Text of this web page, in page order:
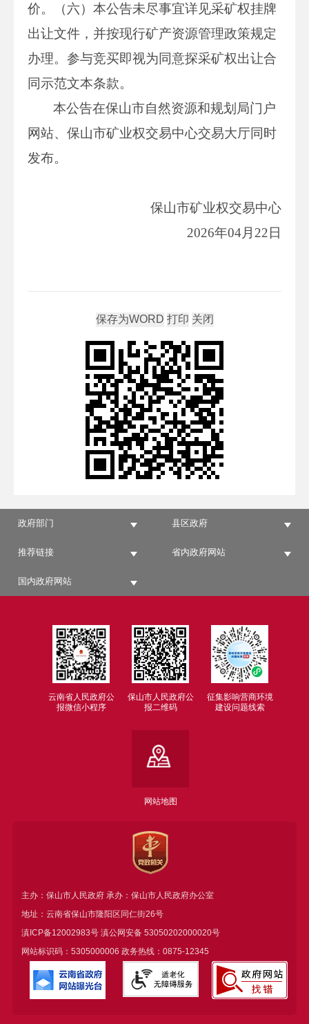
价。（六）本公告未尽事宜详见采矿权挂牌
出让文件，并按现行矿产资源管理政策规定
办理。参与竞买即视为同意探采矿权出让合
同示范文本条款。
本公告在保山市自然资源和规划局门户
网站、保山市矿业权交易中心交易大厅同时
发布。
保山市矿业权交易中心
2026年04月22日
政府部门 县区政府
推荐链接 省内政府网站
国内政府网站
云南省人民政府公
报微信小程序
保山市人民政府公
报二维码
征集影响营商环境
建设问题线索
网站地图
主办：保山市人民政府 承办：保山市人民政府办公室
地址：云南省保山市隆阳区同仁街26号
滇ICP备12002983号滇公网安备 53050202000020号
网站标识码：5305000006 政务热线：0875-12345